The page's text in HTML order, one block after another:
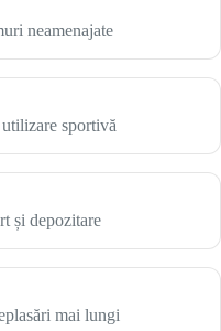
neamenajate
sportivă
și depozitare
mai lungi